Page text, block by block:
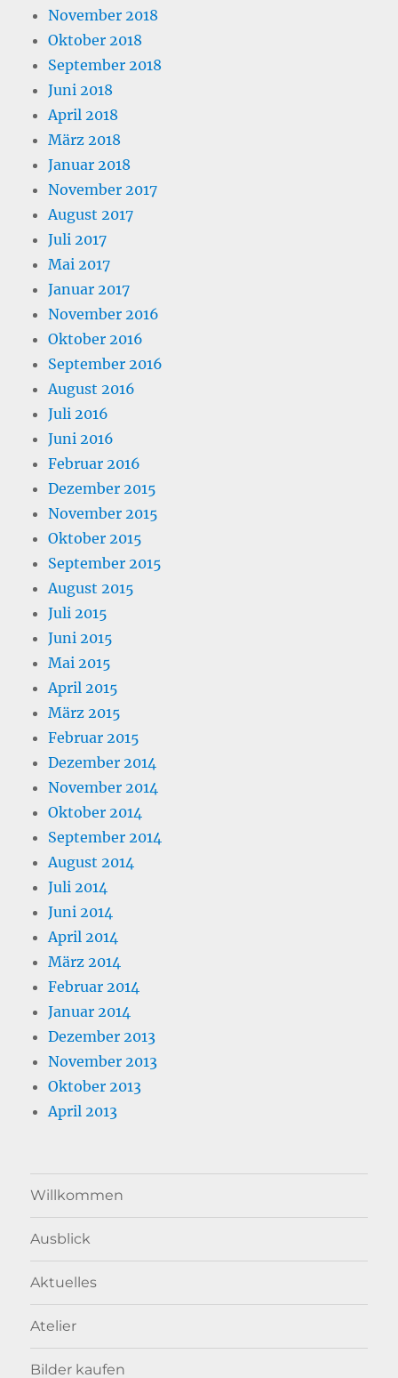
November 2018
Oktober 2018
September 2018
Juni 2018
April 2018
März 2018
Januar 2018
November 2017
August 2017
Juli 2017
Mai 2017
Januar 2017
November 2016
Oktober 2016
September 2016
August 2016
Juli 2016
Juni 2016
Februar 2016
Dezember 2015
November 2015
Oktober 2015
September 2015
August 2015
Juli 2015
Juni 2015
Mai 2015
April 2015
März 2015
Februar 2015
Dezember 2014
November 2014
Oktober 2014
September 2014
August 2014
Juli 2014
Juni 2014
April 2014
März 2014
Februar 2014
Januar 2014
Dezember 2013
November 2013
Oktober 2013
April 2013
Willkommen
Ausblick
Aktuelles
Atelier
Bilder kaufen